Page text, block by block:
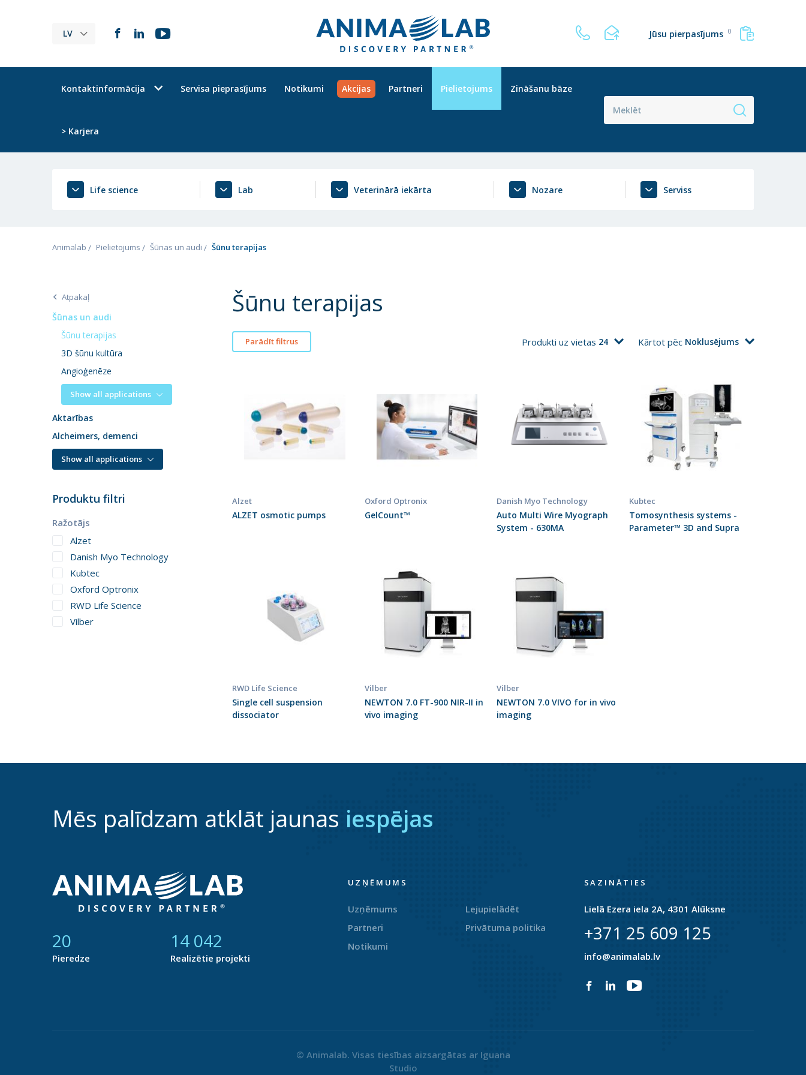
LV Jūsu pierpasījums 0
Kontaktinformācija Servisa pieprasījums Notikumi Akcijas Partneri Pielietojums Zināšanu bāze
> Karjera
Life science Lab Veterinārā iekārta Nozare Serviss
Animalab Pielietojums Šūnas un audi Šūnu terapijas
Atpakaļ
Šūnas un audi
Šūnu terapijas
3D šūnu kultūra
Angioģenēze
Show all applications
Aktarības
Alcheimers, demenci
Show all applications
Produktu filtri
Ražotājs
Alzet
Danish Myo Technology
Kubtec
Oxford Optronix
RWD Life Science
Vilber
Šūnu terapijas
Parādīt filtrus Produkti uz vietas 24 Kārtot pēc Noklusējums
Alzet
ALZET osmotic pumps
Oxford Optronix
GelCount™
Danish Myo Technology
Auto Multi Wire Myograph
System - 630MA
Kubtec
Tomosynthesis systems -
Parameter™ 3D and Supra
RWD Life Science
Single cell suspension
dissociator
Vilber
NEWTON 7.0 FT-900 NIR-II in
vivo imaging
Vilber
NEWTON 7.0 VIVO for in vivo
imaging
Mēs palīdzam atklāt jaunas iespējas
21
Pieredze
14 864
Realizētie projekti
UZŅĒMUMS
Uzņēmums
Partneri
Notikumi
Lejupielādēt
Privātuma politika
SAZINĀTIES
Lielā Ezera iela 2A, 4301 Alūksne
+371 25 609 125
info@animalab.lv
© Animalab. Visas tiesības aizsargātas ar Iguana
Studio